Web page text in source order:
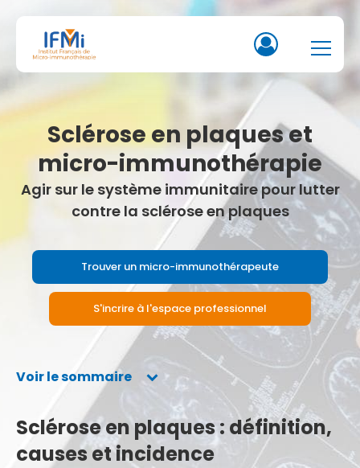
Sclérose en plaques et
micro-immunothérapie
Agir sur le système immunitaire pour lutter
contre la sclérose en plaques
Trouver un micro-immunothérapeute
S'incrire à l'espace professionnel
Voir le sommaire
Sclérose en plaques : définition,
causes et incidence